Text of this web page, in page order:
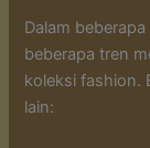
Dalam
beberapa tren
koleksi fashion.
lain: